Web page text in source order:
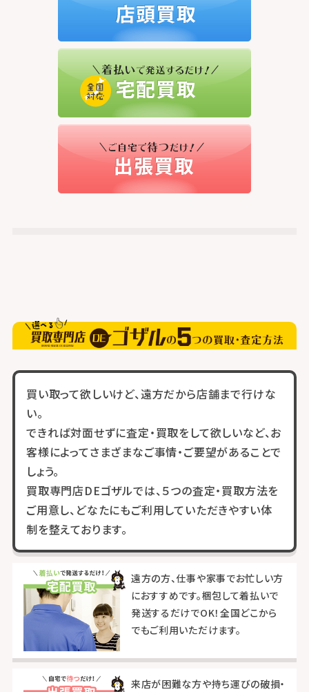
買い取って欲しいけど、遠方だから店舗まで行けな
い。
できれば対面せずに査定・買取をして欲しいなど、お
客様によってさまざまなご事情・ご要望があることで
しょう。
買取専門店DEゴザルでは、５つの査定・買取方法を
ご用意し、どなたにもご利用していただきやすい体
制を整えております。
遠方の方、仕事や家事でお忙しい方
におすすめです。梱包して着払いで
発送するだけでOK！全国どこから
でもご利用いただけます。
来店が困難な方や持ち運びの破損・